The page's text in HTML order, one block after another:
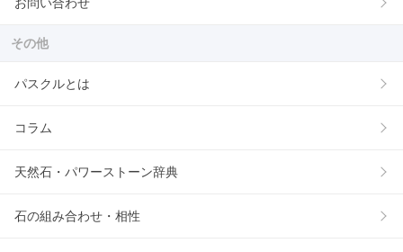
お問い合わせ
その他
パスクルとは
コラム
天然石・パワーストーン辞典
石の組み合わせ・相性